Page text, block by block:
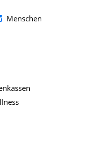
Menschen